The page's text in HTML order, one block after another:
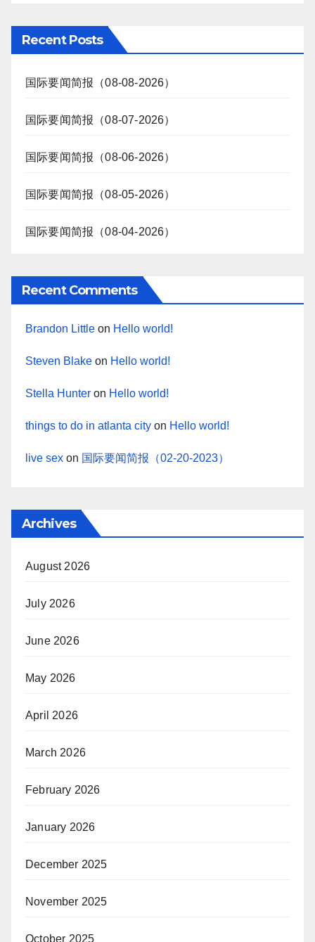
Recent Posts
国际要闻简报（08-08-2026）
国际要闻简报（08-07-2026）
国际要闻简报（08-06-2026）
国际要闻简报（08-05-2026）
国际要闻简报（08-04-2026）
Recent Comments
Brandon Little on Hello world!
Steven Blake on Hello world!
Stella Hunter on Hello world!
things to do in atlanta city on Hello world!
live sex on 国际要闻简报（02-20-2023）
Archives
August 2026
July 2026
June 2026
May 2026
April 2026
March 2026
February 2026
January 2026
December 2025
November 2025
October 2025